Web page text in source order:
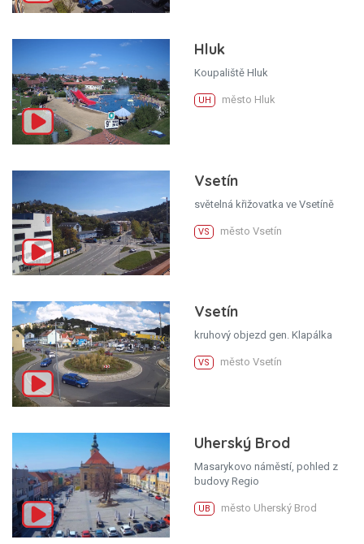
Hluk
Koupaliště Hluk
UH město Hluk
Vsetín
světelná křižovatka ve Vsetíně
VS město Vsetín
Vsetín
kruhový objezd gen. Klapálka
VS město Vsetín
Uherský Brod
Masarykovo náměstí, pohled z
budovy Regio
UB město Uherský Brod